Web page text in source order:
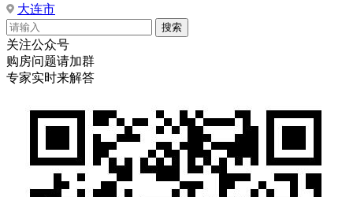
大连市
关注公众号
购房问题请加群
专家实时来解答